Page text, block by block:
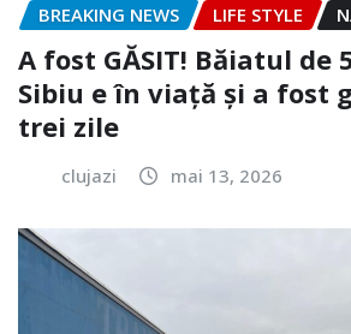
BREAKING NEWS LIFE STYLE
A fost GĂSIT! Băiatul de
Sibiu e în viață și a fost
trei zile
clujazi mai 13, 2026